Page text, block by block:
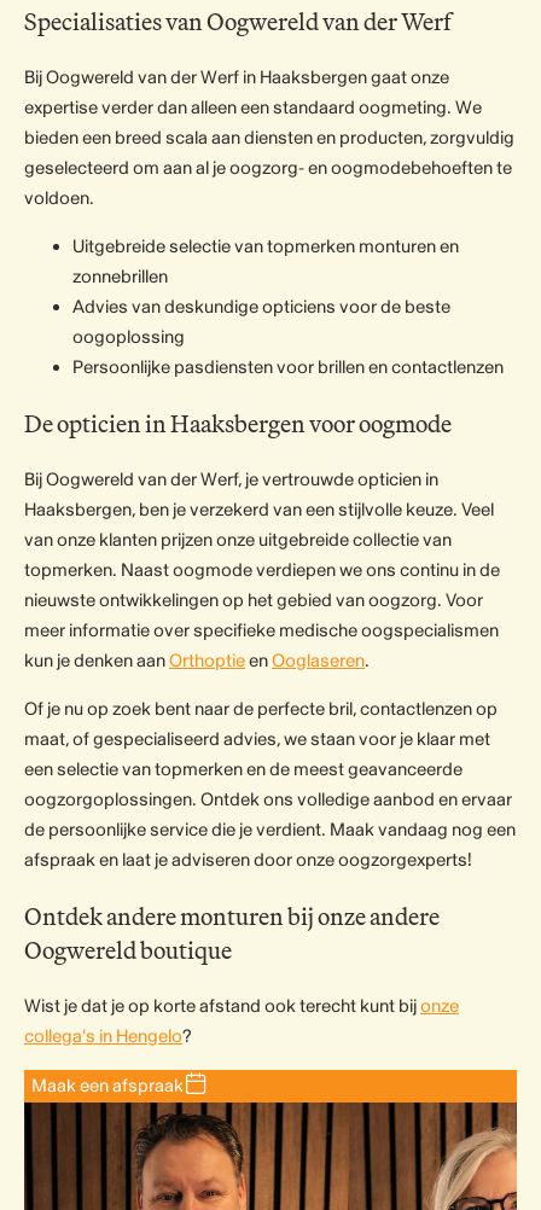
Specialisaties van Oogwereld van der Werf
Bij Oogwereld van der Werf in Haaksbergen gaat onze
expertise verder dan alleen een standaard oogmeting. We
bieden een breed scala aan diensten en producten, zorgvuldig
geselecteerd om aan al je oogzorg- en oogmodebehoeften te
voldoen.
Uitgebreide selectie van topmerken monturen en
zonnebrillen
Advies van deskundige opticiens voor de beste
oogoplossing
Persoonlijke pasdiensten voor brillen en contactlenzen
De opticien in Haaksbergen voor oogmode
Bij Oogwereld van der Werf, je vertrouwde opticien in
Haaksbergen, ben je verzekerd van een stijlvolle keuze. Veel
van onze klanten prijzen onze uitgebreide collectie van
topmerken. Naast oogmode verdiepen we ons continu in de
nieuwste ontwikkelingen op het gebied van oogzorg. Voor
meer informatie over specifieke medische oogspecialismen
kun je denken aanOrthoptieenOoglaseren.
Of je nu op zoek bent naar de perfecte bril, contactlenzen op
maat, of gespecialiseerd advies, we staan voor je klaar met
een selectie van topmerken en de meest geavanceerde
oogzorgoplossingen. Ontdek ons volledige aanbod en ervaar
de persoonlijke service die je verdient. Maak vandaag nog een
afspraak en laat je adviseren door onze oogzorgexperts!
Ontdek andere monturen bij onze andere
Oogwereld boutique
Wist je dat je op korte afstand ook terecht kunt bijonze
collega's in Hengelo?
Maak een afspraak